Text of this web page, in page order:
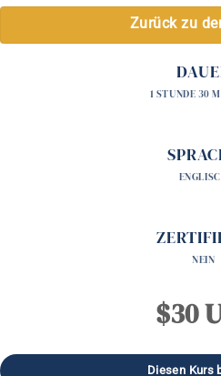
Zurück zu
1 STUNDE 30
NEIN
$30